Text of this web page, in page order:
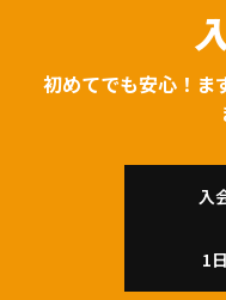
初めてでも安心！ま
入
1